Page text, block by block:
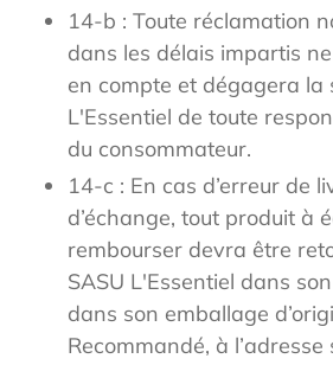
14-b : Toute réclamation
dans les délais impartis
en compte et dégagera la
L'Essentiel de toute
du consommateur.
14-c : En cas d’erreur de
d’échange, tout produit à
rembourser devra être
SASU L'Essentiel dans
dans son emballage
Recommandé, à l’adresse